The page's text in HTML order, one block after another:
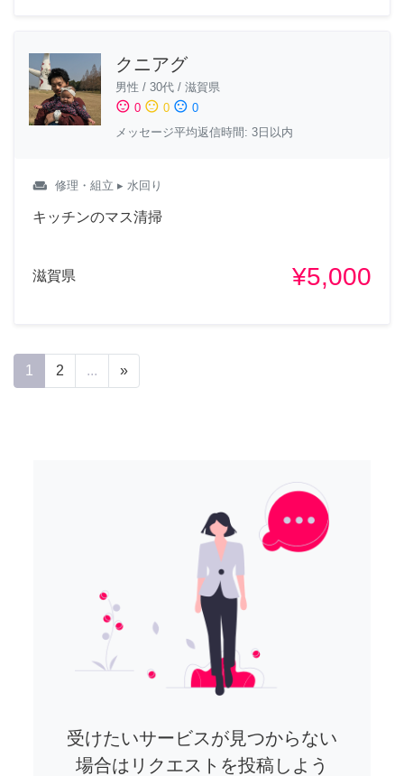
クニアグ
男性 / 30代 / 滋賀県
sentiment_satisfied 0 sentiment_neutral 0 sentiment_dissatisfied 0
メッセージ平均返信時間: 3日以内
weekend 修理・組立 ▸ 水回り
キッチンのマス清掃
滋賀県 ¥5,000
1 2 ... »
受けたいサービスが見つからない
場合はリクエストを投稿しよう